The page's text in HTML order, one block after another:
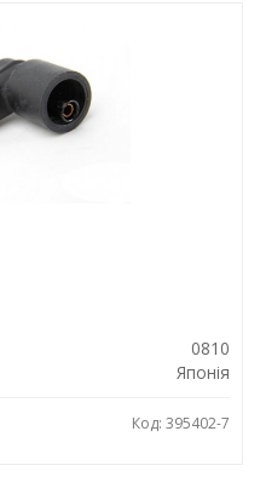
0810
Японія
Код: 395402-7